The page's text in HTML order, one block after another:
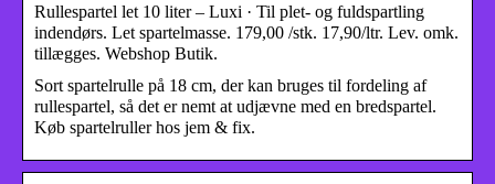
Rullespartel let 10 liter – Luxi · Til plet- og fuldspartling
indendørs. Let spartelmasse. 179,00 /stk. 17,90/ltr. Lev. omk.
tillægges. Webshop Butik.
Sort spartelrulle på 18 cm, der kan bruges til fordeling af
rullespartel, så det er nemt at udjævne med en bredspartel.
Køb spartelruller hos jem & fix.